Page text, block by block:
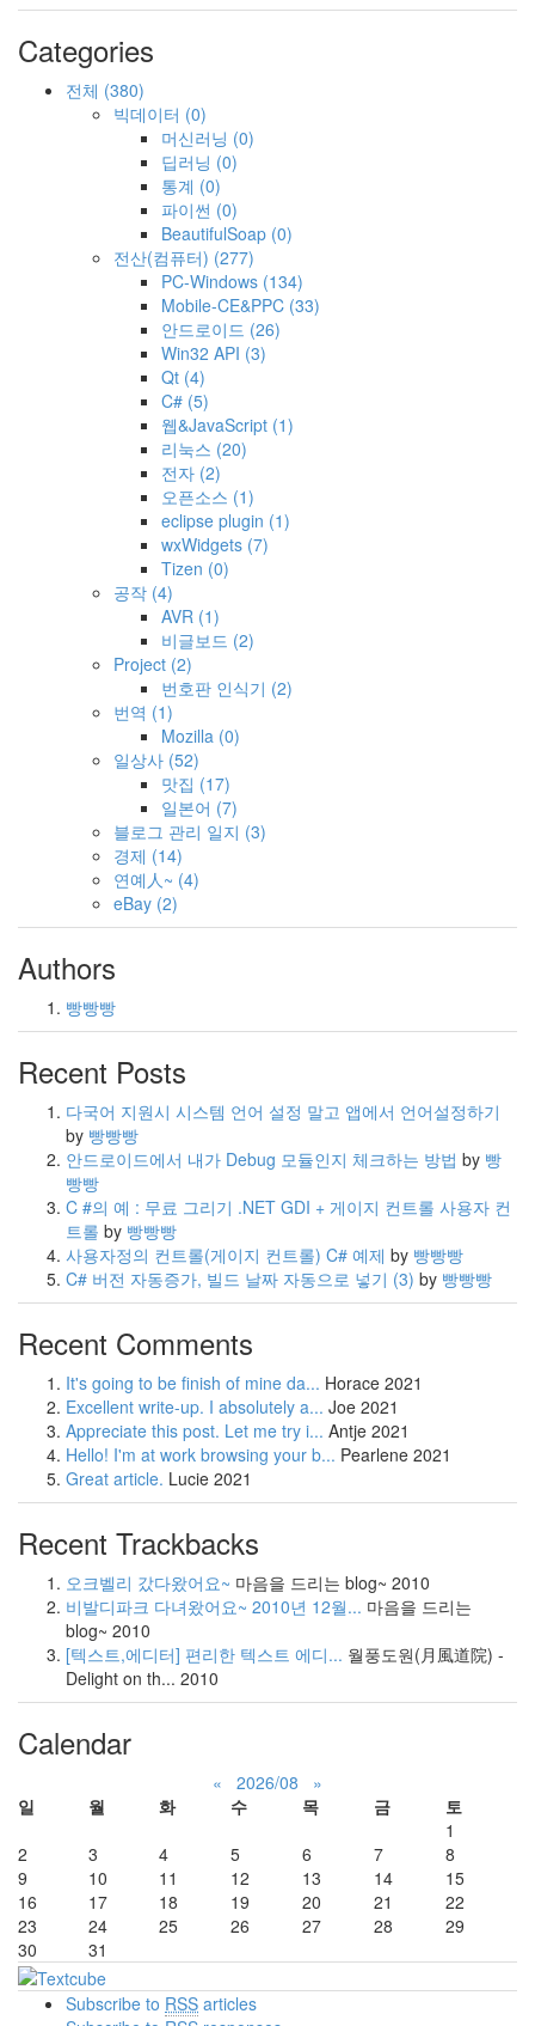
Categories
전체 (380)
빅데이터 (0)
머신러닝 (0)
딥러닝 (0)
통계 (0)
파이썬 (0)
BeautifulSoap (0)
전산(컴퓨터) (277)
PC-Windows (134)
Mobile-CE&PPC (33)
안드로이드 (26)
Win32 API (3)
Qt (4)
C# (5)
웹&JavaScript (1)
리눅스 (20)
전자 (2)
오픈소스 (1)
eclipse plugin (1)
wxWidgets (7)
Tizen (0)
공작 (4)
AVR (1)
비글보드 (2)
Project (2)
번호판 인식기 (2)
번역 (1)
Mozilla (0)
일상사 (52)
맛집 (17)
일본어 (7)
블로그 관리 일지 (3)
경제 (14)
연예人~ (4)
eBay (2)
Authors
빵빵빵
Recent Posts
다국어 지원시 시스템 언어 설정 말고 앱에서 언어설정하기
by 빵빵빵
안드로이드에서 내가 Debug 모듈인지 체크하는 방법 by 빵
빵빵
C #의 예 : 무료 그리기 .NET GDI + 게이지 컨트롤 사용자 컨
트롤 by 빵빵빵
사용자정의 컨트롤(게이지 컨트롤) C# 예제 by 빵빵빵
C# 버전 자동증가, 빌드 날짜 자동으로 넣기 (3) by 빵빵빵
Recent Comments
It's going to be finish of mine da... Horace 2021
Excellent write-up. I absolutely a... Joe 2021
Appreciate this post. Let me try i... Antje 2021
Hello! I'm at work browsing your b... Pearlene 2021
Great article. Lucie 2021
Recent Trackbacks
오크벨리 갔다왔어요~ 마음을 드리는 blog~ 2010
비발디파크 다녀왔어요~ 2010년 12월... 마음을 드리는
blog~ 2010
[텍스트,에디터] 편리한 텍스트 에디... 월풍도원(月風道院) -
Delight on th... 2010
Calendar
« 2026/08
»
일
월 화 수 목 금
토
1
2
3 4 5 6 7
8
9
10 11 12 13 14
15
16
17 18 19 20 21
22
23
24 25 26 27 28
29
30
31
Subscribe to RSS articles